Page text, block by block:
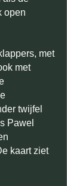
open
met
met
twijfel
Pawel
kaart ziet